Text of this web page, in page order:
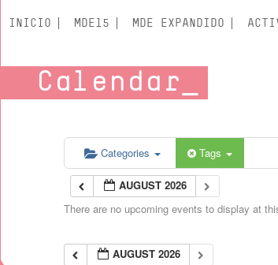
INICIO MDE15 MDE EXPANDIDO
Calendar
Categories Tags
AUGUST 2026
There are no upcoming events to display at
AUGUST 2026